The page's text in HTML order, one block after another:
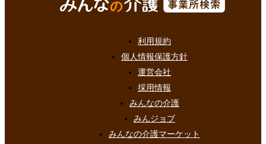
利用規約
個人情報保護方針
運営会社
採用情報
みんなの介護
みんジョブ
みんなの介護マーケット